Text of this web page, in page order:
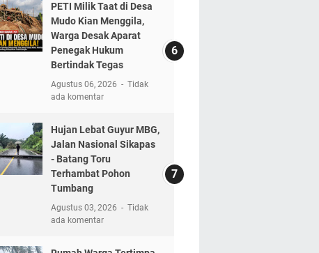
PETI Milik Taat di Desa
Mudo Kian Menggila,
Warga Desak Aparat
Penegak Hukum
Bertindak Tegas
Agustus 06, 2026
Tidak
ada komentar
Hujan Lebat Guyur MBG,
Jalan Nasional Sikapas
- Batang Toru
Terhambat Pohon
Tumbang
Agustus 03, 2026
Tidak
ada komentar